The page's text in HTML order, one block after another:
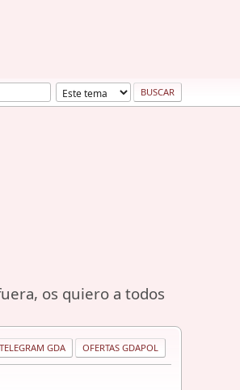
os quiero a todos
TELEGRAM GDA OFERTAS GDAPOL